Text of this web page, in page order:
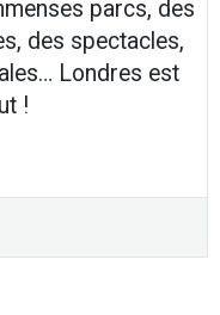
parcs, des
des spectacles,
Londres est
!